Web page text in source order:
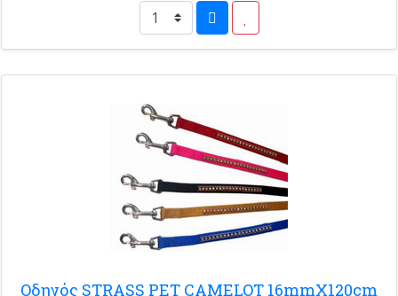
Οδηγός STRASS PET CAMELOT 16mmX120cm